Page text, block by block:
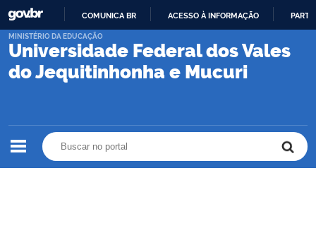
PARA
CONTEÚDO
COMUNICA BR ACESSO À INFORMAÇÃO
Universidade Federal dos Vales
do Jequitinhonha e Mucuri
MINISTÉRIO DA EDUCAÇÃO